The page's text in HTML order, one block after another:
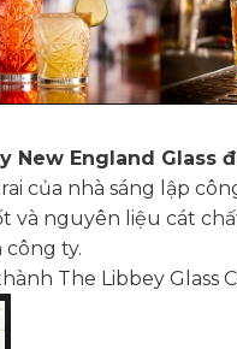
England Glass
của nhà sáng lập
nguyên liệu cát
ty.
The Libbey Glass